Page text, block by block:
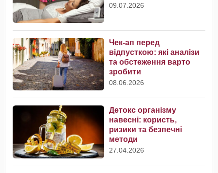
09.07.2026
Чек-ап перед
відпусткою: які аналізи
та обстеження варто
зробити
08.06.2026
Детокс організму
навесні: користь,
ризики та безпечні
методи
27.04.2026